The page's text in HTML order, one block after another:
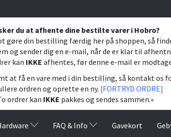
du at afhente dine bestilte varer i Hobro?
gøre din bestilling færdig her på shoppen, så
og sender dig en e-mail, når de er klar til
kan IKKE afhentes, før denne e-mail er
at få en vare med i din bestilling, så kontakt os
ordren og oprette en ny. [FORTRYD ORDRE]
ordrer kan IKKE pakkes og sendes sammen.«
FAQ & Info Gavekort